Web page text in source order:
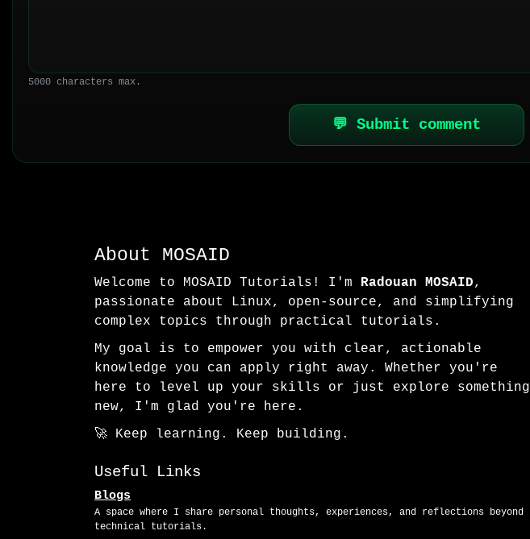
5000 characters max.
💬 Submit comment
About MOSAID
Welcome to MOSAID Tutorials! I'm Radouan MOSAID,
passionate about Linux, open-source, and simplifying
complex topics through practical tutorials.
My goal is to empower you with clear, actionable
knowledge you can apply right away. Whether you're
here to level up your skills or just explore something
new, I'm glad you're here.
🚀 Keep learning. Keep building.
Useful Links
Blogs
A space where I share personal thoughts, experiences, and reflections beyond
technical tutorials.